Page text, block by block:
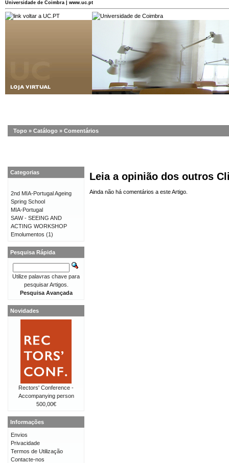
Universidade de Coimbra | www.uc.pt
Topo » Catálogo » Comentários
Leia a opinião dos outros
Ainda não há comentários a este Artigo.
Categorias
2nd MIA-Portugal Ageing
Spring School
MIA-Portugal
SAW - SEEING AND
ACTING WORKSHOP
Emolumentos (1)
Pesquisa Rápida
Utilize palavras chave para
pesquisar Artigos.
Pesquisa Avançada
Novidades
Rectors' Conference -
Accompanying person
500,00€
Informações
Envios
Privacidade
Termos de Utilização
Contacte-nos